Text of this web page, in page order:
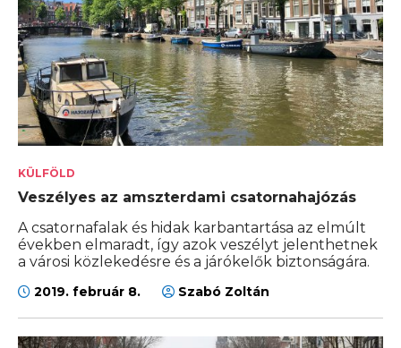
KÜLFÖLD
Veszélyes az amszterdami csatornahajózás
A csatornafalak és hidak karbantartása az elmúlt
években elmaradt, így azok veszélyt jelenthetnek
a városi közlekedésre és a járókelők biztonságára.
2019. február 8. Szabó Zoltán